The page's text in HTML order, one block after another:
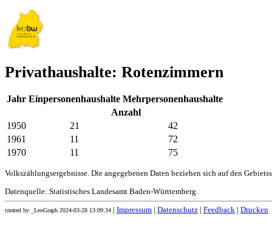
Privathaushalte: Rotenzimmern
Jahr Einpersonenhaushalte Mehrpersonenhaushalte
Anzahl
1950
21
42
1961
11
72
1970
11 75
Volkszählungsergebnisse. Die angegebenen Daten beziehen sich auf den
Datenquelle: Statistisches Landesamt Baden-Württemberg.
created by _LeoGraph 2024-03-28 13:09:34 Impressum Datenschutz Feedback Drucken